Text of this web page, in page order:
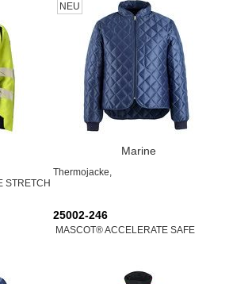
STRETCH
NEU
Marine
Thermojacke,
25002-246
MASCOT® ACCELERATE SAFE